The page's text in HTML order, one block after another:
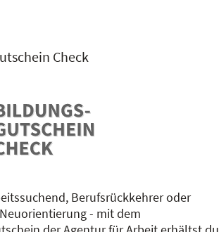
Check
Berufsrückkehrer oder
- mit dem